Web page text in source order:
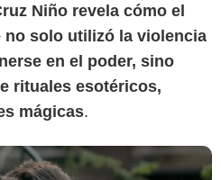
Niño revela cómo el
solo utilizó la violencia
en el poder, sino
rituales esotéricos,
mágicas.